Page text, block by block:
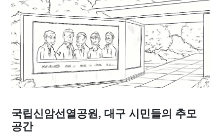
국립신암선열공원, 대구 시민들의 추모
공간